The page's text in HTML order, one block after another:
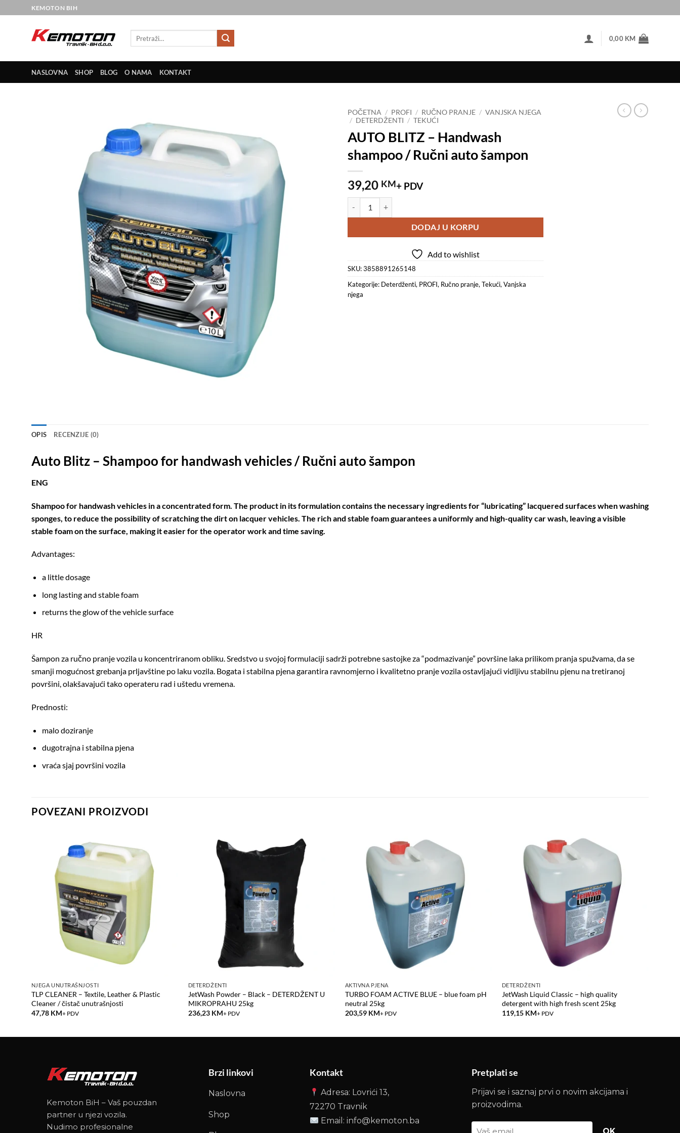
to
KEMOTON BIH
0,00 KM
NASLOVNA SHOP BLOG O NAMA KONTAKT
POČETNA / PROFI / RUČNO PRANJE / VANJSKA NJEGA
/ DETERDŽENTI / TEKUĆI
AUTO BLITZ – Handwash
shampoo / Ručni auto šampon
39,20 KM+ PDV
DODAJ U KORPU
Add to wishlist
SKU:3858891265148
Kategorije: Deterdženti, PROFI, Ručno pranje, Tekući, Vanjska
njega
OPIS RECENZIJE (0)
Auto Blitz – Shampoo for handwash vehicles / Ručni auto šampon
ENG
Shampoo for handwash vehicles in a concentrated form. The product in its formulation contains the necessary ingredients for “lubricating” lacquered surfaces when washing
sponges, to reduce the possibility of scratching the dirt on lacquer vehicles. The rich and stable foam guarantees a uniformly and high-quality car wash, leaving a visible
stable foam on the surface, making it easier for the operator work and time saving.
Advantages:
a little dosage
long lasting and stable foam
returns the glow of the vehicle surface
HR
Šampon za ručno pranje vozila u koncentriranom obliku. Sredstvo u svojoj formulaciji sadrži potrebne sastojke za “podmazivanje” površine laka prilikom pranja spužvama, da se
smanji mogućnost grebanja prljavštine po laku vozila. Bogata i stabilna pjena garantira ravnomjerno i kvalitetno pranje vozila ostavljajući vidljivu stabilnu pjenu na tretiranoj
površini, olakšavajući tako operateru rad i uštedu vremena.
Prednosti:
malo doziranje
dugotrajna i stabilna pjena
vraća sjaj površini vozila
POVEZANI PROIZVODI
wishlist
NJEGA UNUTRAŠNJOSTI
TLP CLEANER – Textile, Leather & Plastic
Cleaner / čistač unutrašnjosti
47,78 KM+ PDV
DETERDŽENTI
JetWash Powder – Black – DETERDŽENT U
MIKROPRAHU 25kg
236,23 KM+ PDV
AKTIVNA PJENA
TURBO FOAM ACTIVE BLUE – blue foam pH
neutral 25kg
203,59 KM+ PDV
DETERDŽENTI
JetWash Liquid Classic – high quality
detergent with high fresh scent 25kg
119,15 KM+ PDV
Kemoton BiH – Vaš pouzdan
partner u njezi vozila.
Nudimo profesionalne
Brzi linkovi
Naslovna
Shop
Kontakt
Adresa: Lovrići 13,
72270 Travnik
Email: info@kemoton.ba
Pretplati se
Prijavi se i saznaj prvi o novim akcijama i
proizvodima.